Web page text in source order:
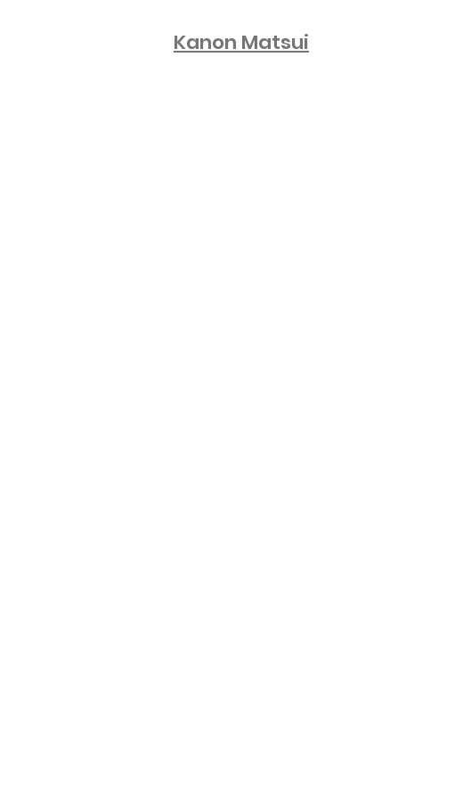
Kanon Matsui